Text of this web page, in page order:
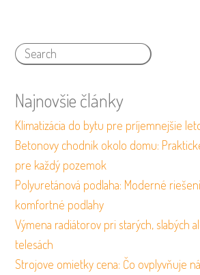
Najnovšie články
Klimatizácia do bytu pre príjemnejšie
Betonovy chodnik okolo domu:
pre každý pozemok
Polyuretánová podlaha: Moderné
komfortné podlahy
Výmena radiátorov pri starých, slabých
telesách
Strojove omietky cena: Čo ovplyvňuje